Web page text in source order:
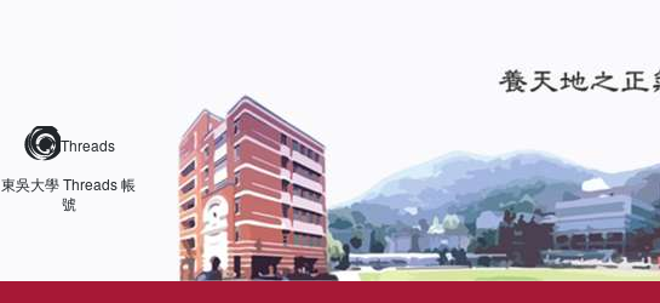
Threads
東吳大學Threads 帳
號